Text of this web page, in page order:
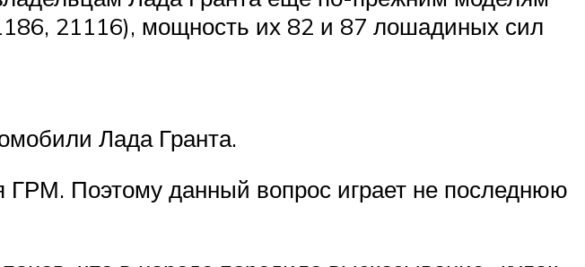
21116), мощность их 82 и 87 лошадиных сил
Лада Гранта.
ГРМ. Поэтому данный вопрос играет не последнюю